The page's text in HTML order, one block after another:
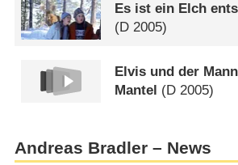
Es ist ein Elch
(D 2005)
Elvis und der
Mantel (D 2005)
Andreas Bradler – News